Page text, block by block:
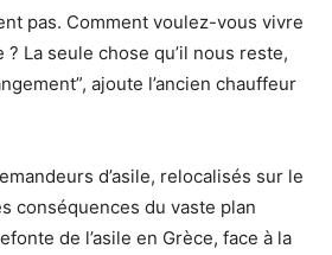
pas. Comment voulez-vous vivre
La seule chose qu’il nous reste,
ajoute l’ancien chauffeur
d’asile, relocalisés sur le
conséquences du vaste plan
de l’asile en Grèce, face à la